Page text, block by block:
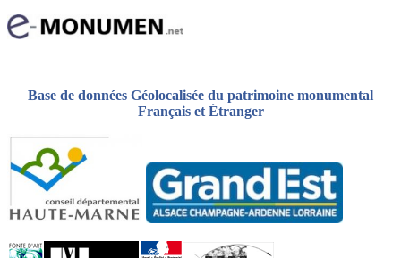
Base de données Géolocalisée du patrimoine monumental
Français et Étranger